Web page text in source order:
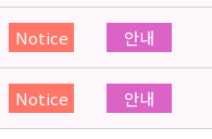
Notice 안내
Notice 안내